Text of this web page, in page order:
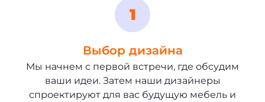
Выбор дизайна
Мы начнем с первой встречи, где обсудим
ваши идеи. Затем наши дизайнеры
спроектируют для вас будущую мебель и